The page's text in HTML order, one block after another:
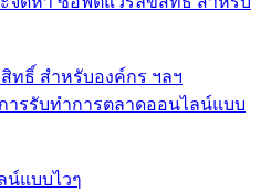
ทธิ์ สำหรับองค์กร ฯลฯ
น์แบบไวๆ